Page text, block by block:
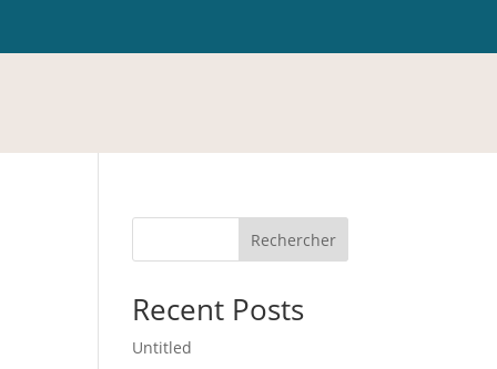
Rechercher
Recent Posts
Untitled